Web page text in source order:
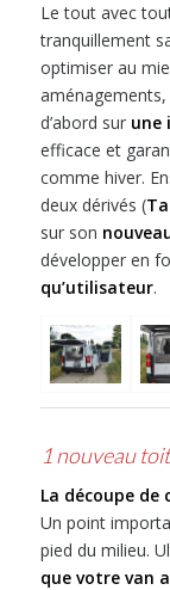
Le tout avec
tranquillement
optimiser au
aménagements,
d’abord sur une
efficace et
comme hiver.
deux dérivés (
sur son
développer en
qu’utilisateur.
1 nouveau
La découpe
Un point
pied du milieu.
que votre van